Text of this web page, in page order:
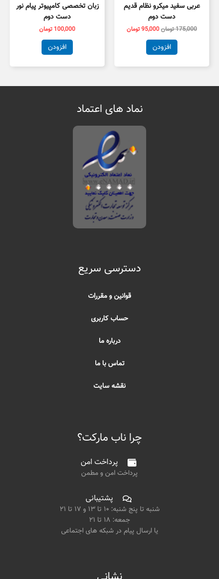
عربی سفید میکرو نظام قدیم
دست دوم
175,000تومان95,000تومان
افزودن
زبان تخصصی کامپیوتر پیام نور
دست دوم
100,000 تومان
افزودن
نماد های اعتماد
دسترسی سریع
قوانین و مقررات
حساب کاربری
درباره ما
تماس با ما
نقشه سایت
چرا ناب مارکت؟
پرداخت امن
پرداخت امن و مطمن
پشتیبانی
شنبه تا پنج شنبه: ۱۰ تا ۱۳ و ۱۷ تا ۲۱
جمعه: ۱۸ تا ۲۱
یا ارسال پیام در شبکه های اجتماعی